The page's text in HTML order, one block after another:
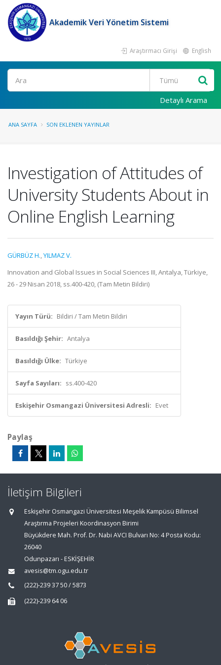
Akademik Veri Yönetim Sistemi
Araştırmacı Girişi English
Ara
Detaylı Arama
ANA SAYFA SON EKLENEN YAYINLAR
Investigation of Attitudes of
University Students About in
Online English Learning
GÜRBÜZ H.,YILMAZ V.
Innovation and Global Issues in Social Sciences III, Antalya, Türkiye,
26 - 29 Nisan 2018, ss.400-420, (Tam Metin Bildiri)
Yayın Türü: Bildiri / Tam Metin Bildiri
Basıldığı Şehir: Antalya
Basıldığı Ülke: Türkiye
Sayfa Sayıları: ss.400-420
Eskişehir Osmangazi Üniversitesi Adresli: Evet
Paylaş
İletişim Bilgileri
Eskişehir Osmangazi Üniversitesi Meşelik Kampüsü Bilimsel
Araştırma Projeleri Koordinasyon Birimi
Büyükdere Mah. Prof. Dr. Nabi AVCI Bulvarı No: 4 Posta Kodu:
26040
Odunpazarı - ESKİŞEHİR
avesis@tm.ogu.edu.tr
(222)-239 37 50 / 5873
(222)-239 64 06